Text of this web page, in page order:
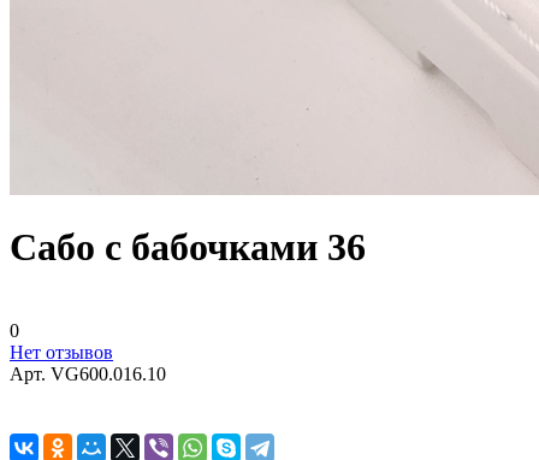
Сабо с бабочками 36
0
Нет отзывов
Арт. VG600.016.10